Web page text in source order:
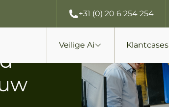
+31 (0) 20 6 254 254
Veilige Ai Klantcases